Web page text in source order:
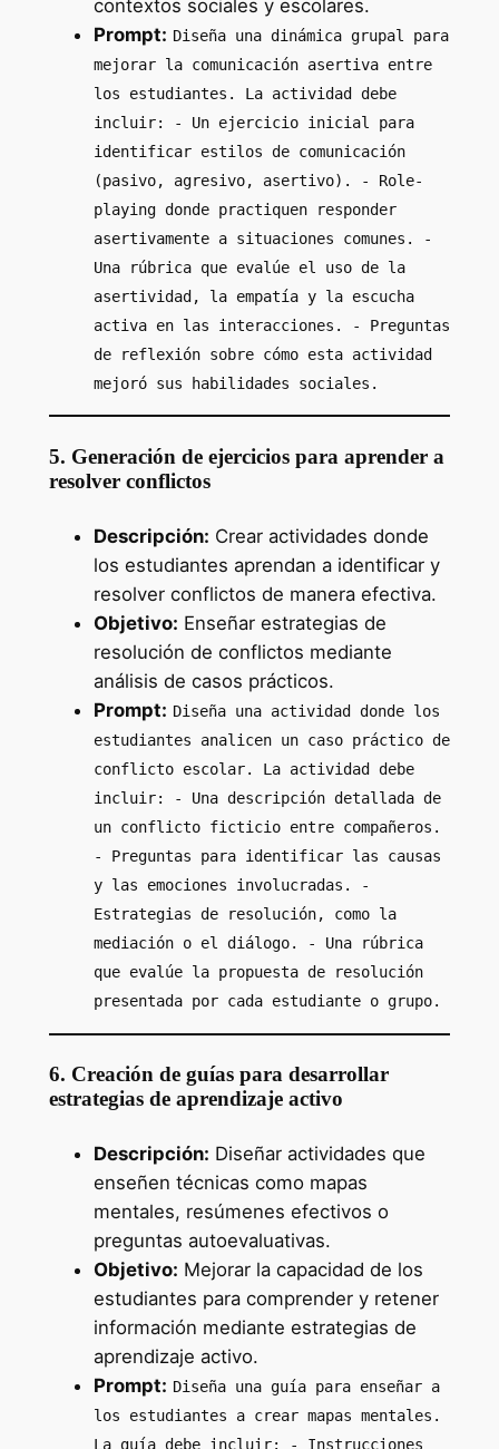
contextos sociales y escolares.
Prompt: Diseña una dinámica grupal para
mejorar la comunicación asertiva entre
los estudiantes. La actividad debe
incluir: - Un ejercicio inicial para
identificar estilos de comunicación
(pasivo, agresivo, asertivo). - Role-
playing donde practiquen responder
asertivamente a situaciones comunes. -
Una rúbrica que evalúe el uso de la
asertividad, la empatía y la escucha
activa en las interacciones. - Preguntas
de reflexión sobre cómo esta actividad
mejoró sus habilidades sociales.
5. Generación de ejercicios para aprender a
resolver conflictos
Descripción: Crear actividades donde
los estudiantes aprendan a identificar y
resolver conflictos de manera efectiva.
Objetivo: Enseñar estrategias de
resolución de conflictos mediante
análisis de casos prácticos.
Prompt: Diseña una actividad donde los
estudiantes analicen un caso práctico de
conflicto escolar. La actividad debe
incluir: - Una descripción detallada de
un conflicto ficticio entre compañeros.
- Preguntas para identificar las causas
y las emociones involucradas. -
Estrategias de resolución, como la
mediación o el diálogo. - Una rúbrica
que evalúe la propuesta de resolución
presentada por cada estudiante o grupo.
6. Creación de guías para desarrollar
estrategias de aprendizaje activo
Descripción: Diseñar actividades que
enseñen técnicas como mapas
mentales, resúmenes efectivos o
preguntas autoevaluativas.
Objetivo: Mejorar la capacidad de los
estudiantes para comprender y retener
información mediante estrategias de
aprendizaje activo.
Prompt: Diseña una guía para enseñar a
los estudiantes a crear mapas mentales.
La guía debe incluir: - Instrucciones